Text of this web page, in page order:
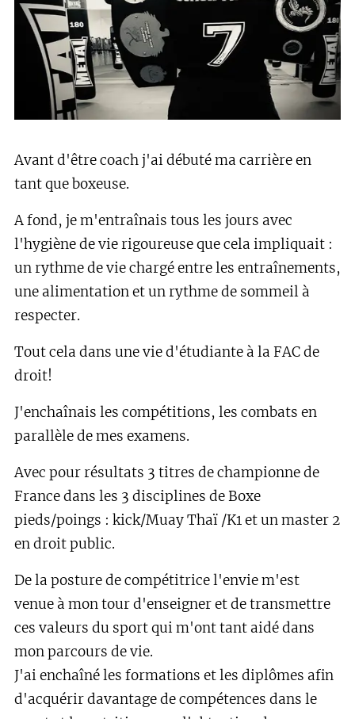
Avant d'être coach j'ai débuté ma carrière en
tant que boxeuse.
A fond, je m'entraînais tous les jours avec
l'hygiène de vie rigoureuse que cela impliquait :
un rythme de vie chargé entre les entraînements,
une alimentation et un rythme de sommeil à
respecter.
Tout cela dans une vie d'étudiante à la FAC de
droit!
J'enchaînais les compétitions, les combats en
parallèle de mes examens.
Avec pour résultats 3 titres de championne de
France dans les 3 disciplines de Boxe
pieds/poings : kick/Muay Thaï /K1 et un master 2
en droit public.
De la posture de compétitrice l'envie m'est
venue à mon tour d'enseigner et de transmettre
ces valeurs du sport qui m'ont tant aidé dans
mon parcours de vie.
J'ai enchaîné les formations et les diplômes afin
d'acquérir davantage de compétences dans le